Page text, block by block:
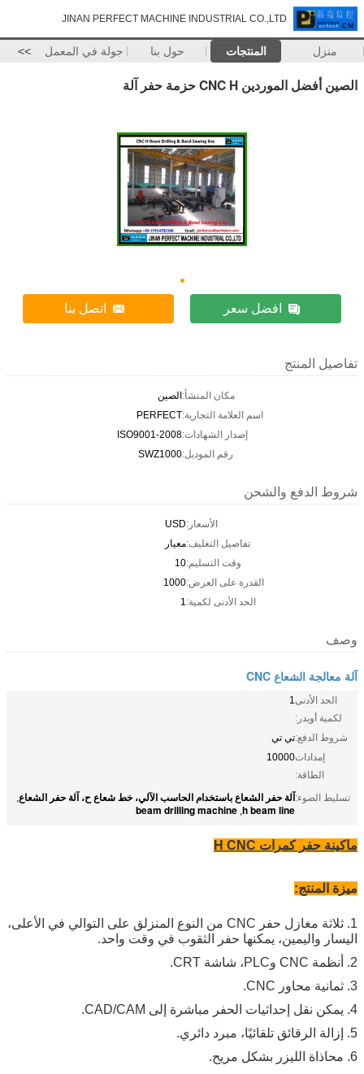
JINAN PERFECT MACHINE INDUSTRIAL CO.,LTD
منزل المنتجات حول بنا جولة في المعمل >>
الصين أفضل الموردين CNC H حزمة حفر آلة
افضل سعر اتصل بنا
تفاصيل المنتج
مكان المنشأ:الصين
اسم العلامة التجارية:PERFECT
إصدار الشهادات:ISO9001-2008
رقم الموديل:SWZ1000
شروط الدفع والشحن
الأسعار:USD
تفاصيل التغليف:معيار
وقت التسليم:10
القدرة على العرض:1000
الحد الأدنى لكمية:1
وصف
آلة معالجة الشعاع CNC
الحد الأدنى
لكمية أويدر:
1
شروط الدفع:تي تي
إمدادات
الطاقة:
10000
تسليط الضوء:آلة حفر الشعاع باستخدام الحاسب الآلي، خط شعاع ح، آلة حفر الشعاع,
h beam line
,
beam drilling machine
ماكينة حفر كمرات H CNC
ميزة المنتج:
1. ثلاثة مغازل حفر CNC من النوع المنزلق على التوالي في الأعلى،
اليسار واليمين، يمكنها حفر الثقوب في وقت واحد.
2. أنظمة CNC وPLC، شاشة CRT.
3. ثمانية محاور CNC.
4. يمكن نقل إحداثيات الحفر مباشرة إلى CAD/CAM.
5. إزالة الرقائق تلقائيًا، مبرد دائري.
6. محاذاة الليزر بشكل مريح.